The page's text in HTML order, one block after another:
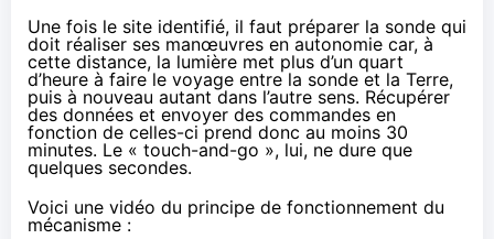
Une fois le site identifié, il faut préparer la sonde qui
doit réaliser ses manœuvres en autonomie car, à
cette distance, la lumière met plus d’un quart
d’heure à faire le voyage entre la sonde et la Terre,
puis à nouveau autant dans l’autre sens. Récupérer
des données et envoyer des commandes en
fonction de celles-ci prend donc au moins 30
minutes. Le « touch-and-go », lui, ne dure que
quelques secondes.
Voici une vidéo du principe de fonctionnement du
mécanisme :